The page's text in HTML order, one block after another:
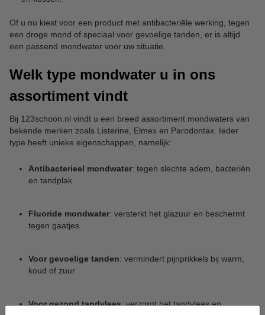
Of u nu kiest voor een product met antibacteriële werking, tegen
een droge mond of speciaal voor gevoelige tanden, er is altijd
een passend mondwater voor uw situatie.
Welk type mondwater u in ons
assortiment vindt
Bij 123schoon.nl vindt u een breed assortiment mondwaters van
bekende merken zoals Listerine, Elmex en Parodontax. Ieder
type heeft unieke eigenschappen, namelijk:
Antibacterieel mondwater: tegen slechte adem, bacteriën
en tandplak
Fluoride mondwater: versterkt het glazuur en beschermt
tegen gaatjes
Voor gevoelige tanden: vermindert pijnprikkels bij warm,
koud of zuur
Voor gezond tandvlees: verzorgt het tandvlees en